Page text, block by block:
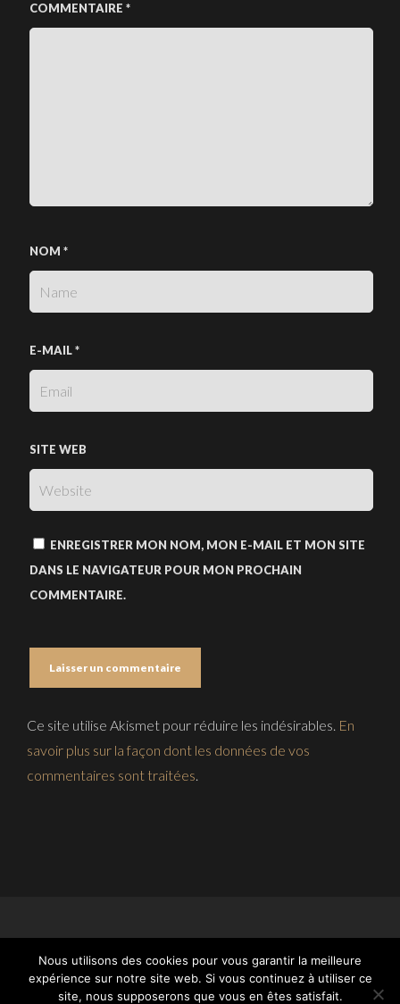
COMMENTAIRE *
NOM *
E-MAIL*
SITE WEB
ENREGISTRER MON NOM, MON E-MAIL ET MON SITE
DANS LE NAVIGATEUR POUR MON PROCHAIN
COMMENTAIRE.
Ce site utilise Akismet pour réduire les indésirables. En
savoir plus sur la façon dont les données de vos
commentaires sont traitées
Nous utilisons des cookies pour vous garantir la meilleure
expérience sur notre site web. Si vous continuez à utiliser ce
site, nous supposerons que vous en êtes satisfait.